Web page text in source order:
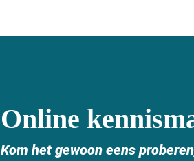
Online
Kom het gewoon eens